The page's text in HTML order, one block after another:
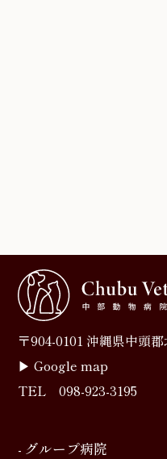
〒904-0101 沖縄県中頭
▶︎Google map
TEL098-923-3195
- グループ病院